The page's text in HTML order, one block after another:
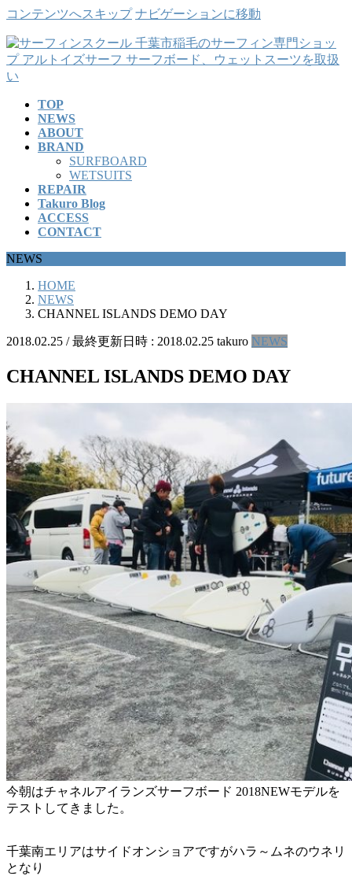
コンテンツへスキップ ナビゲーションに移動
TOP
NEWS
ABOUT
BRAND
SURFBOARD
WETSUITS
REPAIR
Takuro Blog
ACCESS
CONTACT
NEWS
HOME
NEWS
CHANNEL ISLANDS DEMO DAY
2018.02.25 / 最終更新日時 : 2018.02.25 takuro NEWS
CHANNEL ISLANDS DEMO DAY
今朝はチャネルアイランズサーフボード 2018NEWモデルを
テストしてきました。
千葉南エリアはサイドオンショアですがハラ～ムネのウネリ
となり